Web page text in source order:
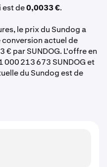
est de0,0033 €.
le prix du Sundog a
conversion actuel de
€ par SUNDOG. L'offre en
213 673 SUNDOG et
du Sundog est de